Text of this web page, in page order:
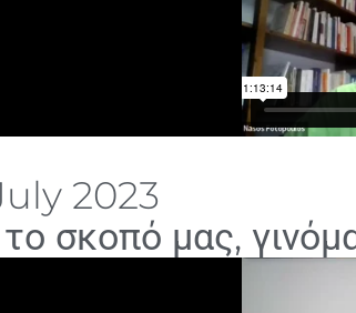
2023
σκοπό μας,